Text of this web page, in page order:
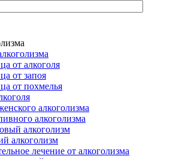
от алкоголя
от запоя
от похмелья
алкоголизма
алкоголизма
алкоголизм
алкоголизм
лечение от алкоголизма